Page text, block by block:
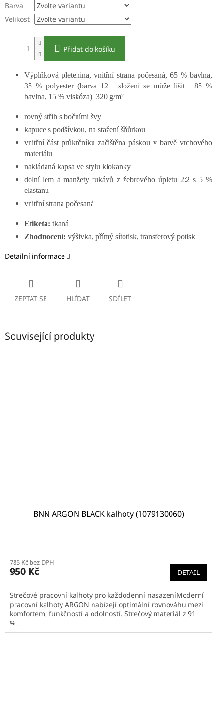
cena:
Barva
Velikost
Přidat do košíku
Výplňková pletenina, vnitřní strana počesaná, 65 % bavlna,
35 % polyester (barva 12 - složení se může lišit - 85 %
bavlna, 15 % viskóza), 320 g/m²
rovný střih s bočními švy
kapuce s podšívkou, na stažení šňůrkou
vnitřní část průkrčníku začištěna páskou v barvě vrchového
materiálu
nakládaná kapsa ve stylu klokanky
dolní lem a manžety rukávů z žebrového úpletu 2:2 s 5 %
elastanu
vnitřní strana počesaná
Etiketa: tkaná
Zhodnocení: výšivka, přímý sítotisk, transferový potisk
Detailní informace
ZEPTAT SE HLÍDAT SDÍLET
Související produkty
BNN ARGON BLACK kalhoty (1079130060)
785 Kč bez DPH
950 Kč DETAIL
Strečové pracovní kalhoty pro každodenní nasazeníModerní
pracovní kalhoty ARGON nabízejí optimální rovnováhu mezi
komfortem, funkčností a odolností. Strečový materiál z 91
%...